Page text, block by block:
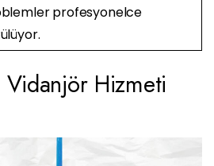
profesyonelce
Hizmeti